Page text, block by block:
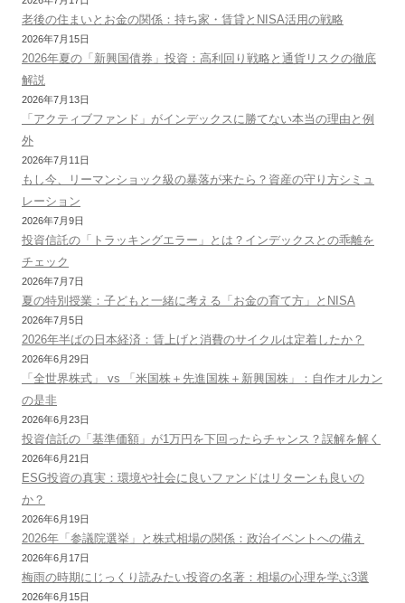
老後の住まいとお金の関係：持ち家・賃貸とNISA活用の戦略
2026年7月15日
2026年夏の「新興国債券」投資：高利回り戦略と通貨リスクの徹底
解説
2026年7月13日
「アクティブファンド」がインデックスに勝てない本当の理由と例
外
2026年7月11日
もし今、リーマンショック級の暴落が来たら？資産の守り方シミュ
レーション
2026年7月9日
投資信託の「トラッキングエラー」とは？インデックスとの乖離を
チェック
2026年7月7日
夏の特別授業：子どもと一緒に考える「お金の育て方」とNISA
2026年7月5日
2026年半ばの日本経済：賃上げと消費のサイクルは定着したか？
2026年6月29日
「全世界株式」 vs 「米国株＋先進国株＋新興国株」：自作オルカン
の是非
2026年6月23日
投資信託の「基準価額」が1万円を下回ったらチャンス？誤解を解く
2026年6月21日
ESG投資の真実：環境や社会に良いファンドはリターンも良いの
か？
2026年6月19日
2026年「参議院選挙」と株式相場の関係：政治イベントへの備え
2026年6月17日
梅雨の時期にじっくり読みたい投資の名著：相場の心理を学ぶ3選
2026年6月15日